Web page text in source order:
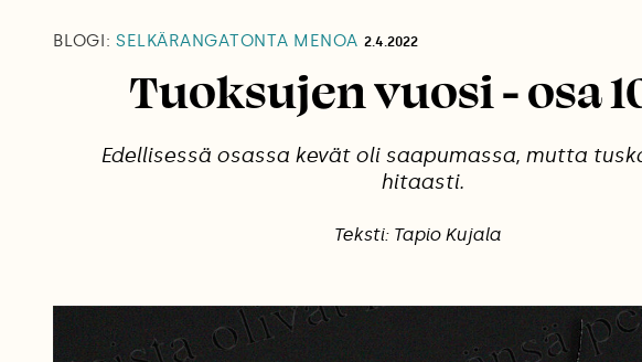
BLOGI: SELKÄRANGATONTA MENOA 2.4.2022
Tuoksujen vuosi - osa
Edellisessä osassa kevät oli saapumassa, mutta
hitaasti.
Teksti: Tapio Kujala